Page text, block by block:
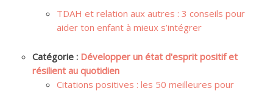
TDAH et relation aux autres : 3 conseils pour
aider ton enfant à mieux s’intégrer
Catégorie : Développer un état d'esprit positif et
résilient au quotidien
Citations positives : les 50 meilleures pour